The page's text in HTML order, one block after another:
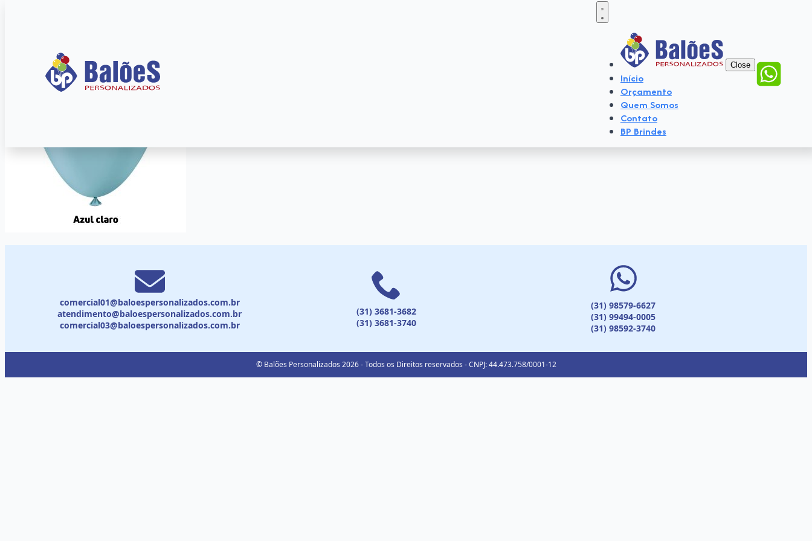
Close
Início
Orçamento
Quem Somos
Contato
BP Brindes
comercial01@baloespersonalizados.com.br
atendimento@baloespersonalizados.com.br
comercial03@baloespersonalizados.com.br
(31) 3681-3682
(31) 3681-3740
(31) 98579-6627
(31) 99494-0005
(31) 98592-3740
© Balões Personalizados 2026 - Todos os Direitos reservados - CNPJ: 44.473.758/0001-12